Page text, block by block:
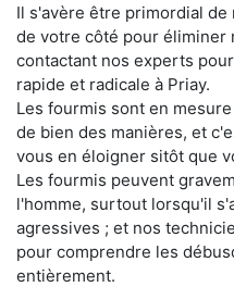
Il s'avère être primordial
de votre côté pour éliminer
contactant nos experts
rapide et radicale à Priay.
Les fourmis sont en
de bien des manières, et
vous en éloigner sitôt que
Les fourmis peuvent
l'homme, surtout lorsqu'il
agressives ; et nos
pour comprendre les
entièrement.